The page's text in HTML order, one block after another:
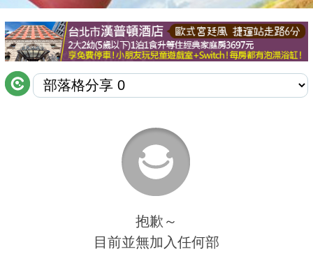
推薦景點
討論區
聯絡我們
抱歉～
目前並無加入任何部